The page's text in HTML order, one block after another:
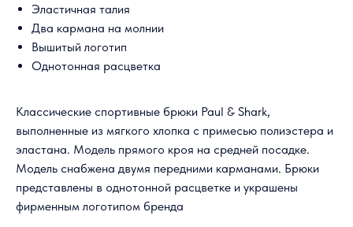
Эластичная талия
Два кармана на молнии
Вышитый логотип
Однотонная расцветка
Классические спортивные брюки Paul & Shark,
выполненные из мягкого хлопка с примесью полиэстера и
эластана. Модель прямого кроя на средней посадке.
Модель снабжена двумя передними карманами. Брюки
представлены в однотонной расцветке и украшены
фирменным логотипом бренда